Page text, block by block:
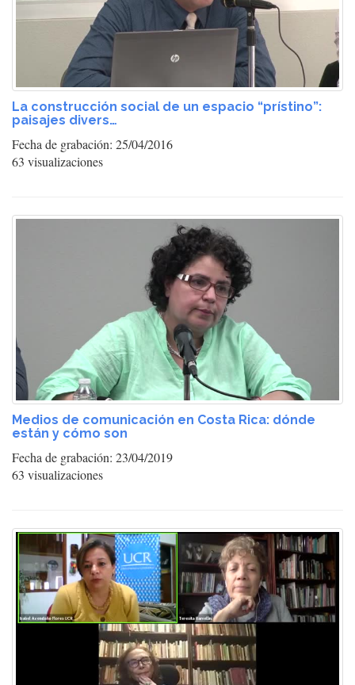
La construcción social de un espacio “prístino”:
paisajes divers…
Fecha de grabación: 25/04/2016
63 visualizaciones
Medios de comunicación en Costa Rica: dónde
están y cómo son
Fecha de grabación: 23/04/2019
63 visualizaciones